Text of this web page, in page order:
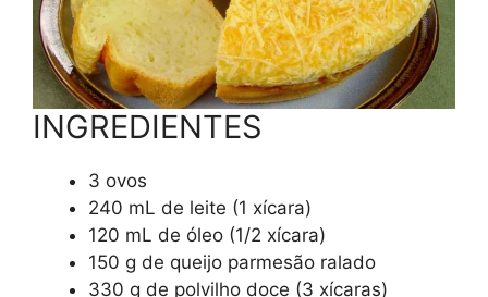
INGREDIENTES
3 ovos
240 mL de leite (1 xícara)
120 mL de óleo (1/2 xícara)
150 g de queijo parmesão ralado
330 g de polvilho doce (3 xícaras)